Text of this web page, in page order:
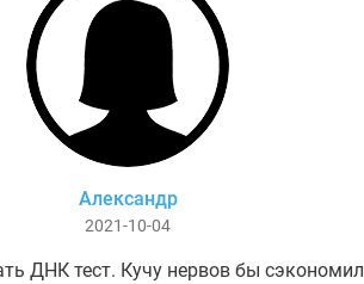
Александр
2021-10-04
ДНК тест. Кучу нервов бы